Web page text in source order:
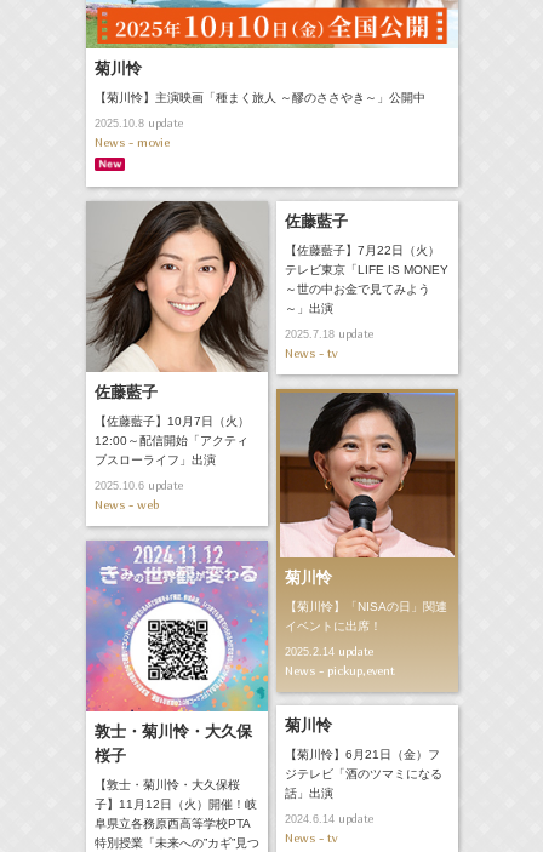
菊川怜
【菊川怜】主演映画「種まく旅人 ～醪のささやき～」公開中
2025.10.8update
News - movie
佐藤藍子
【佐藤藍子】10月7日（火）
12:00～配信開始「アクティ
ブスローライフ」出演
2025.10.6update
News - web
佐藤藍子
【佐藤藍子】7月22日（火）
テレビ東京「LIFE IS MONEY
～世の中お金で見てみよう
～」出演
2025.7.18update
News - tv
菊川怜
【菊川怜】「NISAの日」関連
イベントに出席！
2025.2.14update
News - pickup,event
敦士・菊川怜・大久保
桜子
【敦士・菊川怜・大久保桜
子】11月12日（火）開催！岐
阜県立各務原西高等学校PTA
特別授業「未来への”カギ”見つ
菊川怜
【菊川怜】6月21日（金）フ
ジテレビ「酒のツマミになる
話」出演
2024.6.14update
News - tv